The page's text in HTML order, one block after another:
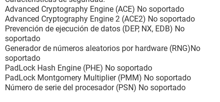
Advanced Cryptography Engine (ACE) No soportado
Advanced Cryptography Engine 2 (ACE2) No soportado
Prevención de ejecución de datos (DEP, NX, EDB) No
soportado
Generador de números aleatorios por hardware (RNG)No
soportado
PadLock Hash Engine (PHE) No soportado
PadLock Montgomery Multiplier (PMM) No soportado
Número de serie del procesador (PSN) No soportado